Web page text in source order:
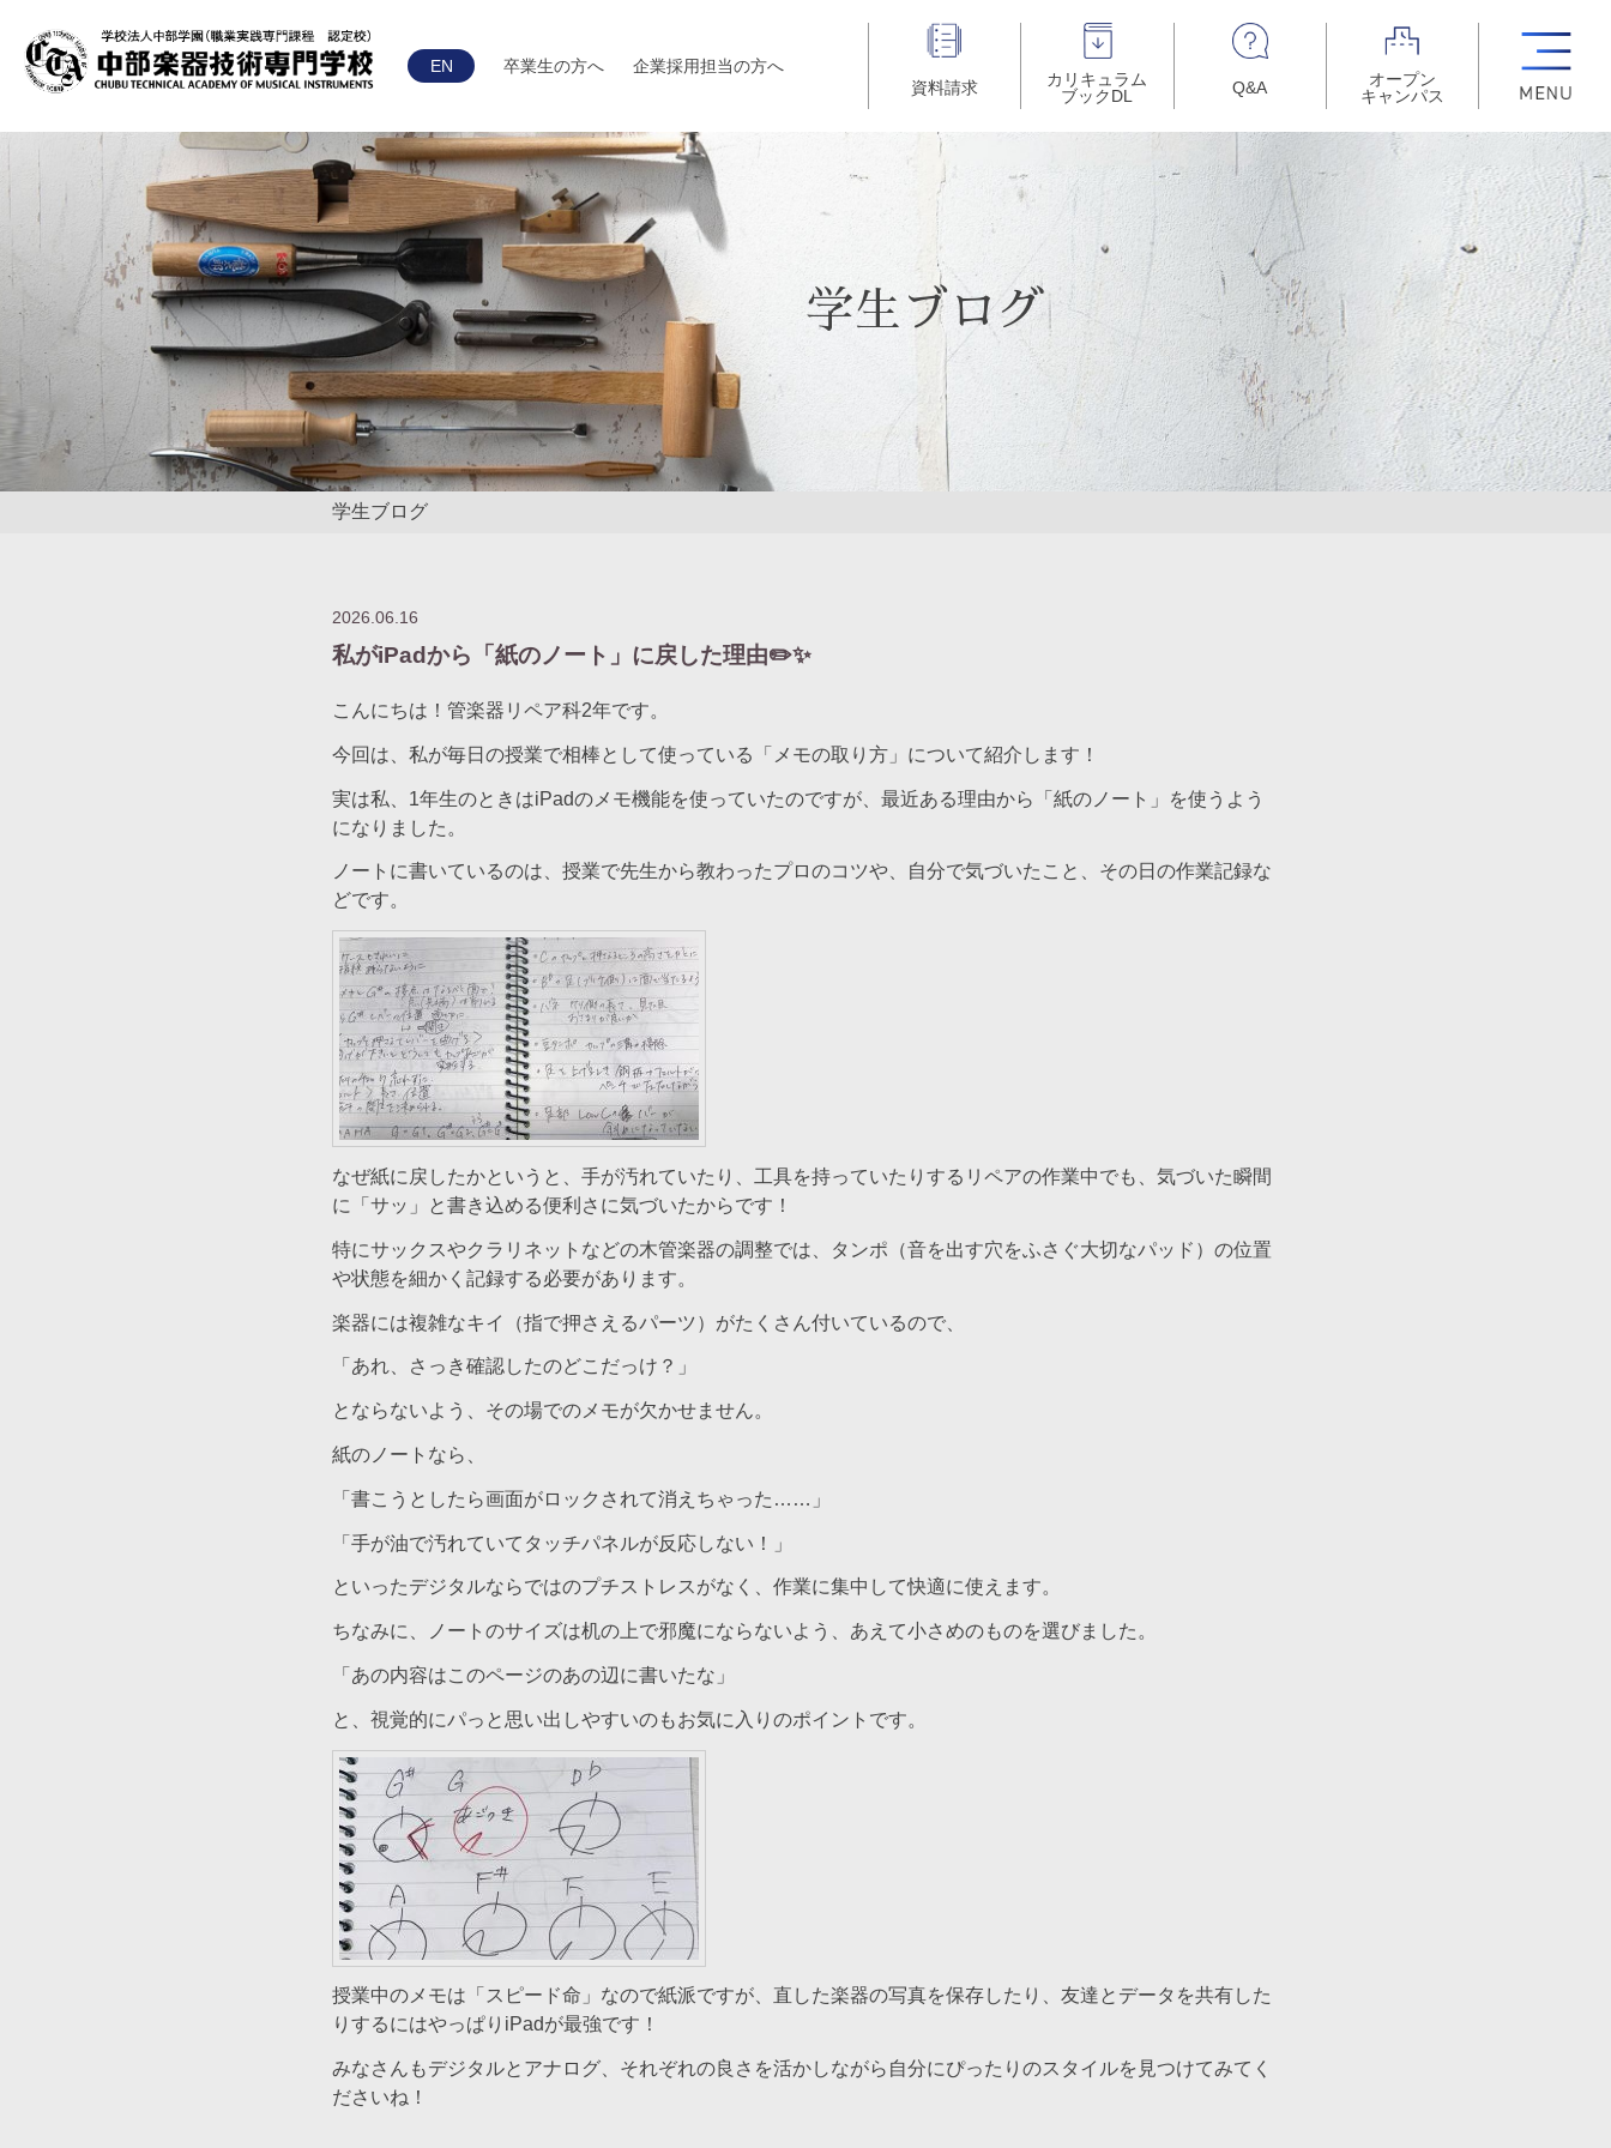
EN 卒業生の方へ
企業採用担当の方へ
資料請求
カリキュラム
ブックDL
Q&A
オープン
キャンパス
学生ブログ
学生ブログ
2026.06.16
私がiPadから「紙のノート」に戻した理由✏️✨
こんにちは！管楽器リペア科2年です。
今回は、私が毎日の授業で相棒として使っている「メモの取り方」について紹介します！
実は私、1年生のときはiPadのメモ機能を使っていたのですが、最近ある理由から「紙のノート」を使うよう
になりました。
ノートに書いているのは、授業で先生から教わったプロのコツや、自分で気づいたこと、その日の作業記録な
どです。
なぜ紙に戻したかというと、手が汚れていたり、工具を持っていたりするリペアの作業中でも、気づいた瞬間
に「サッ」と書き込める便利さに気づいたからです！
特にサックスやクラリネットなどの木管楽器の調整では、タンポ（音を出す穴をふさぐ大切なパッド）の位置
や状態を細かく記録する必要があります。
楽器には複雑なキイ（指で押さえるパーツ）がたくさん付いているので、
「あれ、さっき確認したのどこだっけ？」
とならないよう、その場でのメモが欠かせません。
紙のノートなら、
「書こうとしたら画面がロックされて消えちゃった……」
「手が油で汚れていてタッチパネルが反応しない！」
といったデジタルならではのプチストレスがなく、作業に集中して快適に使えます。
ちなみに、ノートのサイズは机の上で邪魔にならないよう、あえて小さめのものを選びました。
「あの内容はこのページのあの辺に書いたな」
と、視覚的にパっと思い出しやすいのもお気に入りのポイントです。
授業中のメモは「スピード命」なので紙派ですが、直した楽器の写真を保存したり、友達とデータを共有した
りするにはやっぱりiPadが最強です！
みなさんもデジタルとアナログ、それぞれの良さを活かしながら自分にぴったりのスタイルを見つけてみてく
ださいね！